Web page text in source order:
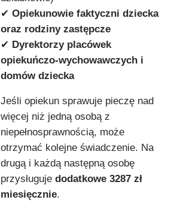
✔ Opiekunowie faktyczni dziecka
oraz rodziny zastępcze
✔ Dyrektorzy placówek
opiekuńczo-wychowawczych i
domów dziecka
Jeśli opiekun sprawuje pieczę nad
więcej niż jedną osobą z
niepełnosprawnością, może
otrzymać kolejne świadczenie. Na
drugą i każdą następną osobę
przysługuje dodatkowe 3287 zł
miesięcznie.